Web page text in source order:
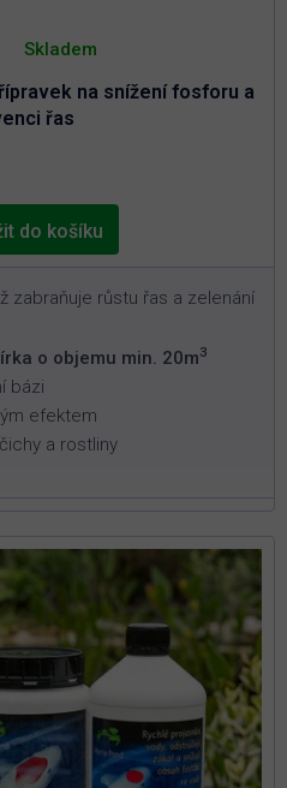
na snížení fosforu a
řas
Skladem
zabraňuje růstu řas a zelenání
o objemu min. 20m3
bázi
efektem
a rostliny